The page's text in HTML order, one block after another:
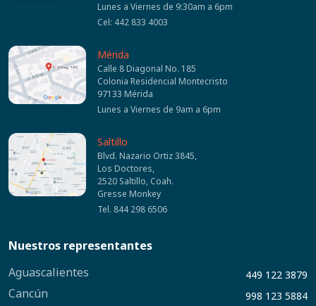
Lunes a Viernes de 9:30am a 6pm
Cel: 442 833 4003
Mérida
Calle 8 Diagonal No. 185
Colonia Residencial Montecristo
97133 Mérida
Lunes a Viernes de 9am a 6pm
Saltillo
Blvd. Nazario Ortiz 3845,
Los Doctores,
2520 Saltillo, Coah.
Gresse Monkey
Tel. 844 298 6506
Nuestros representantes
Aguascalientes
449 122 3879
Cancún 998 123 5884